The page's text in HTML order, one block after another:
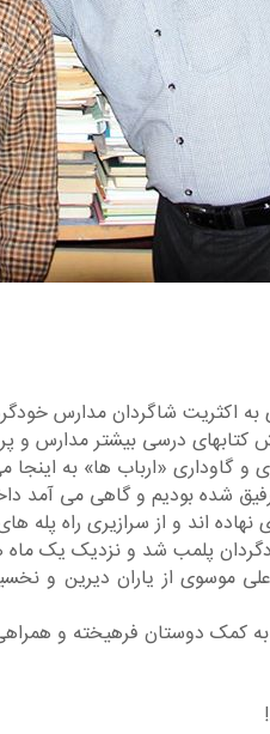
کتابهای درسی بیشتر مدارس و
و گاوداری «ارباب ها» به
رفیق شده بودیم و گاهی می
اند و از سرازیری راه پله
پلمب شد و نزدیک یک ماه
موسوی از یاران دیرین و
به کمک دوستان فرهیخته و